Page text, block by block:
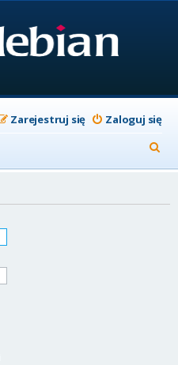
Zaloguj się
Zarejestruj się
z